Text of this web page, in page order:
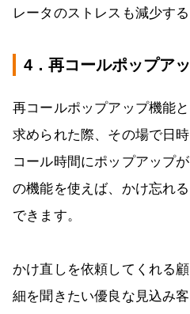
レータのストレスも減少する
4．再コールポップア
再コールポップアップ機能
求められた際、その場で日
コール時間にポップアップ
の機能を使えば、かけ忘れ
できます。
かけ直しを依頼してくれる
細を聞きたい優良な見込み